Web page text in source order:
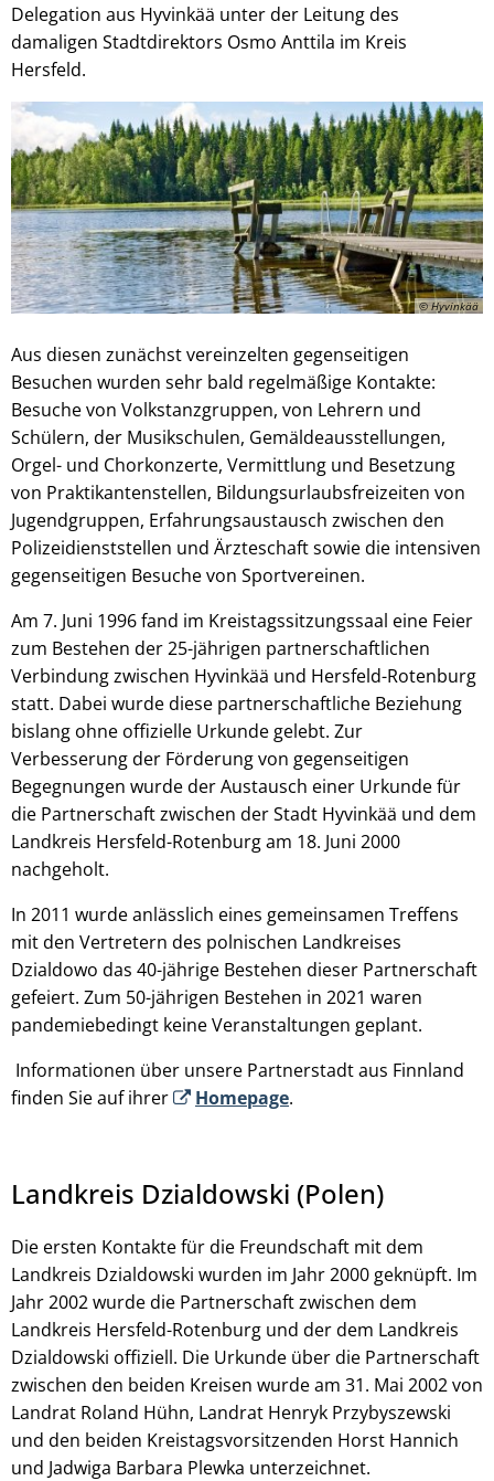
Delegation aus Hyvinkää unter der Leitung des
damaligen Stadtdirektors Osmo Anttila im Kreis
Hersfeld.
© Hyvinkää
Aus diesen zunächst vereinzelten gegenseitigen
Besuchen wurden sehr bald regelmäßige Kontakte:
Besuche von Volkstanzgruppen, von Lehrern und
Schülern, der Musikschulen, Gemäldeausstellungen,
Orgel- und Chorkonzerte, Vermittlung und Besetzung
von Praktikantenstellen, Bildungsurlaubsfreizeiten von
Jugendgruppen, Erfahrungsaustausch zwischen den
Polizeidienststellen und Ärzteschaft sowie die intensiven
gegenseitigen Besuche von Sportvereinen.
Am 7. Juni 1996 fand im Kreistagssitzungssaal eine Feier
zum Bestehen der 25-jährigen partnerschaftlichen
Verbindung zwischen Hyvinkää und Hersfeld-Rotenburg
statt. Dabei wurde diese partnerschaftliche Beziehung
bislang ohne offizielle Urkunde gelebt. Zur
Verbesserung der Förderung von gegenseitigen
Begegnungen wurde der Austausch einer Urkunde für
die Partnerschaft zwischen der Stadt Hyvinkää und dem
Landkreis Hersfeld-Rotenburg am 18. Juni 2000
nachgeholt.
In 2011 wurde anlässlich eines gemeinsamen Treffens
mit den Vertretern des polnischen Landkreises
Dzialdowo das 40-jährige Bestehen dieser Partnerschaft
gefeiert. Zum 50-jährigen Bestehen in 2021 waren
pandemiebedingt keine Veranstaltungen geplant.
Informationen über unsere Partnerstadt aus Finnland
finden Sie auf ihrer
Homepage.
Landkreis Dzialdowski (Polen)
Die ersten Kontakte für die Freundschaft mit dem
Landkreis Dzialdowski wurden im Jahr 2000 geknüpft. Im
Jahr 2002 wurde die Partnerschaft zwischen dem
Landkreis Hersfeld-Rotenburg und der dem Landkreis
Dzialdowski offiziell. Die Urkunde über die Partnerschaft
zwischen den beiden Kreisen wurde am 31. Mai 2002 von
Landrat Roland Hühn, Landrat Henryk Przybyszewski
und den beiden Kreistagsvorsitzenden Horst Hannich
und Jadwiga Barbara Plewka unterzeichnet.